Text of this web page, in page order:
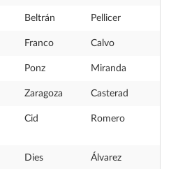
Beltrán Pellicer
Franco Calvo
Ponz Miranda
Zaragoza Casterad
Cid Romero
Dies Álvarez